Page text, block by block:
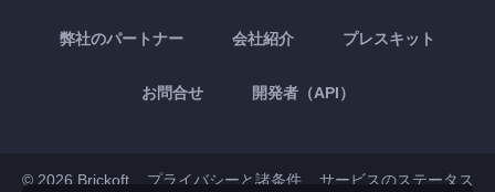
弊社のパートナー 会社紹介 プレスキット
お問合せ 開発者（API）
© 2026 Brickoft プライバシーと諸条件 サービスのステータス